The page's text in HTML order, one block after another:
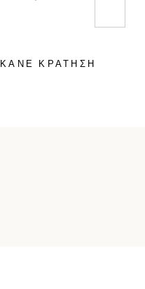
ΚΑΝΕ ΚΡΑΤΗΣΗ